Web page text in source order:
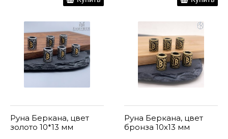
Руна Беркана, цвет
золото 10*13 мм
Руна Беркана, цвет
бронза 10х13 мм